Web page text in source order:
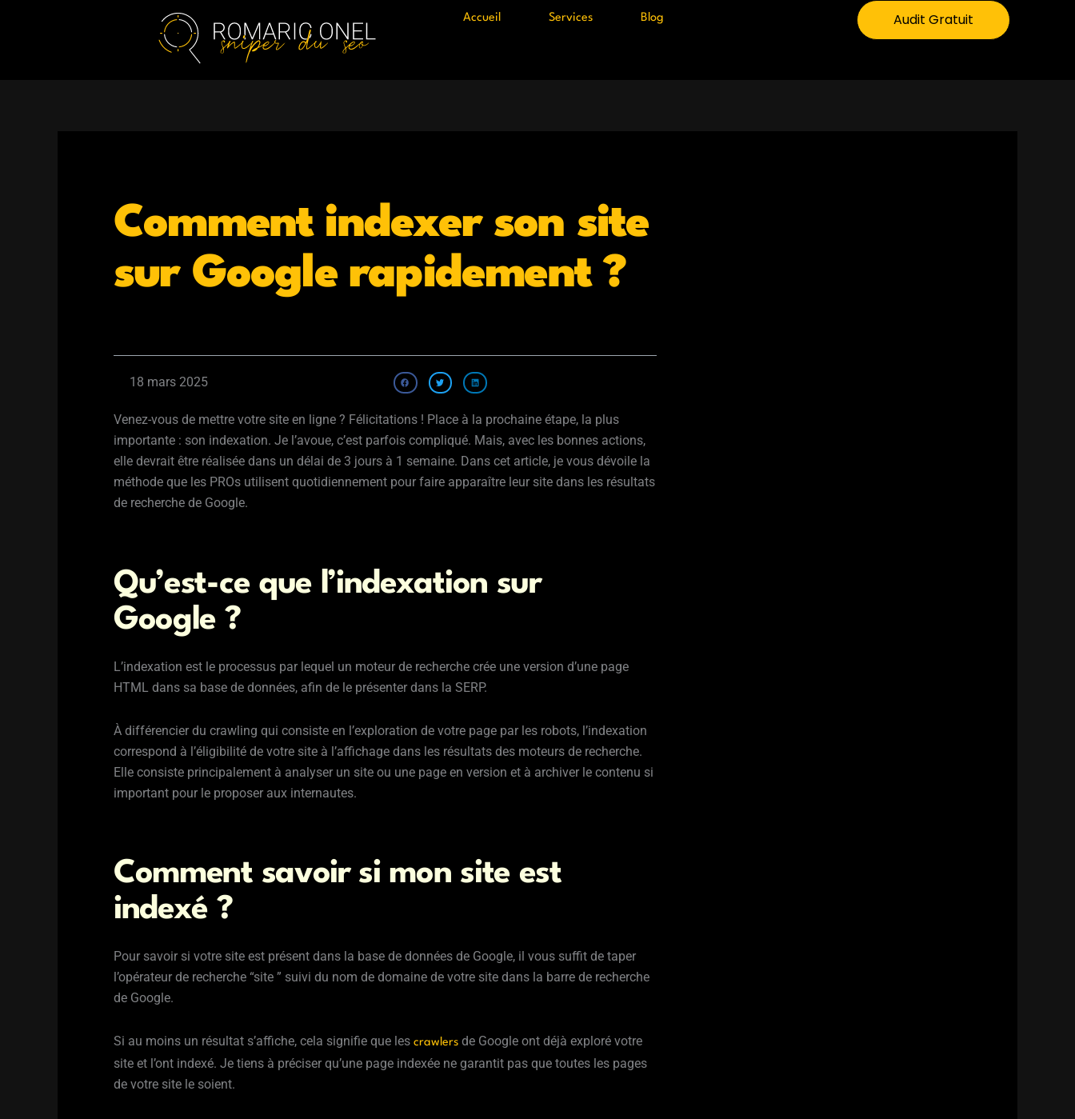
Accueil Services Blog Audit Gratuit
Comment indexer son site
sur Google rapidement ?
18 mars 2025
Venez-vous de mettre votre site en ligne ? Félicitations ! Place à la prochaine étape, la plus
importante : son indexation. Je l’avoue, c’est parfois compliqué. Mais, avec les bonnes actions,
elle devrait être réalisée dans un délai de 3 jours à 1 semaine. Dans cet article, je vous dévoile la
méthode que les PROs utilisent quotidiennement pour faire apparaître leur site dans les résultats
de recherche de Google.
Qu’est-ce que l’indexation sur
Google ?
L’indexation est le processus par lequel un moteur de recherche crée une version d’une page
HTML dans sa base de données, afin de le présenter dans la SERP.
À différencier du crawling qui consiste en l’exploration de votre page par les robots, l’indexation
correspond à l’éligibilité de votre site à l’affichage dans les résultats des moteurs de recherche.
Elle consiste principalement à analyser un site ou une page en version et à archiver le contenu si
important pour le proposer aux internautes.
Comment savoir si mon site est
indexé ?
Pour savoir si votre site est présent dans la base de données de Google, il vous suffit de taper
l’opérateur de recherche “site ” suivi du nom de domaine de votre site dans la barre de recherche
de Google.
Si au moins un résultat s’affiche, cela signifie que les crawlers de Google ont déjà exploré votre
site et l’ont indexé. Je tiens à préciser qu’une page indexée ne garantit pas que toutes les pages
de votre site le soient.